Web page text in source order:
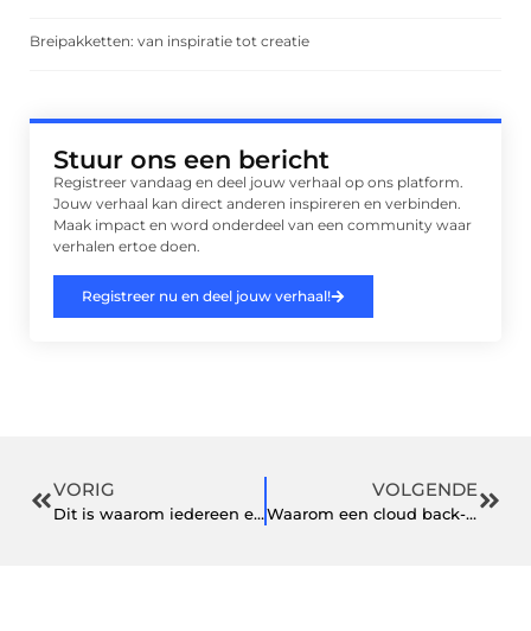
Breipakketten: van inspiratie tot creatie
Stuur ons een bericht
Registreer vandaag en deel jouw verhaal op ons platform.
Jouw verhaal kan direct anderen inspireren en verbinden.
Maak impact en word onderdeel van een community waar
verhalen ertoe doen.
Registreer nu en deel jouw verhaal!
VORIG
Dit is waarom iedereen een cateraar zou moeten inhuren
VOLGENDE
Waarom een cloud back-up zo belangrijk is